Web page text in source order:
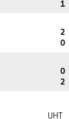
1
2
0
0
2
UHT